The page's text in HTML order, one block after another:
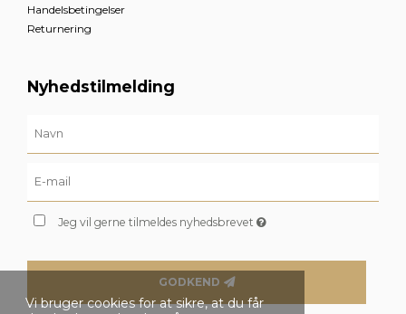
Vi bruger cookies for at sikre, at du får
Handelsbetingelser
Returnering
Nyhedstilmelding
Jeg vil gerne tilmeldes nyhedsbrevet
GODKEND